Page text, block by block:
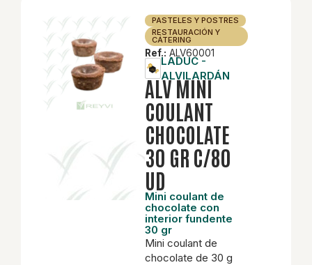
PASTELES Y POSTRES
RESTAURACIÓN Y
CÁTERING
Ref.: ALV60001
LADUC -
ALVILARDÁN
ALV MINI
COULANT
CHOCOLATE
30 GR C/80
UD
Mini coulant de
chocolate con
interior fundente
30 gr
Mini coulant de
chocolate de 30 g